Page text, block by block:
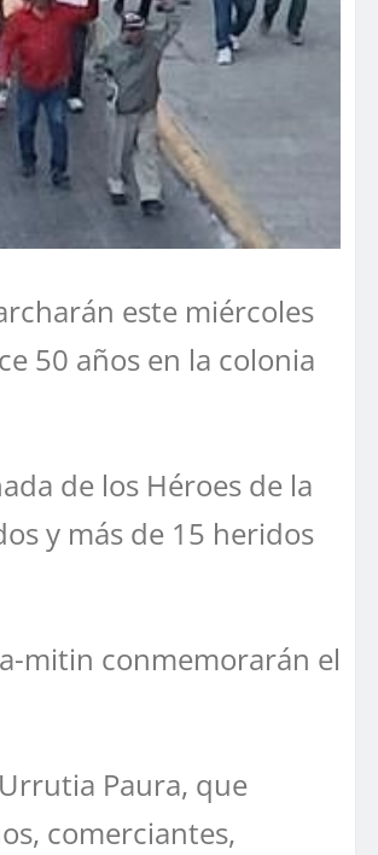
este miércoles
50 años en la colonia
de los Héroes de la
y más de 15 heridos
mitin conmemorarán el
Paura, que
comerciantes,